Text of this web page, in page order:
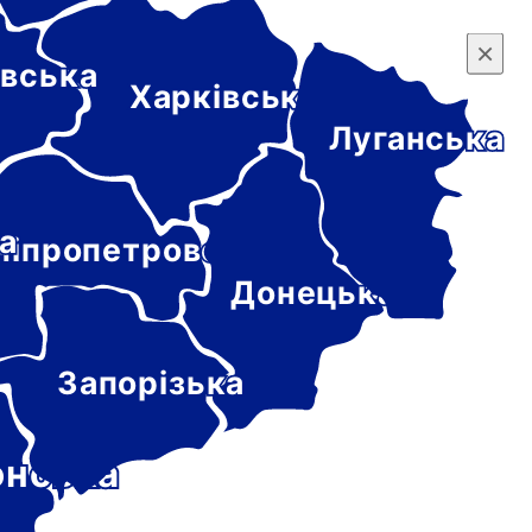
×
Донецька
Харківська
Луганська
Запорізька
×